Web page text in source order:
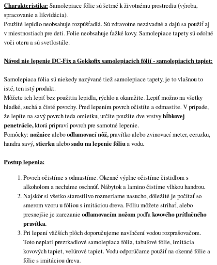
Charakteristika: Samolepiace fólie sú šetrné k životnému prostrediu (výroba,
spracovanie a likvidácia).
Použité lepidlo neobsahuje rozpúšťadlá. Sú zdravotne nezávadné a dajú sa použiť aj
v miestnostiach pre deti. Folie neobsahuje ťažké kovy. Samolepiace tapety sú odolné
voči oteru a sú svetlostále.
Návod nie lepenie DC-Fix a Gekkofix samolepiacich fólií - samolepiacich tapiet:
Samolepiaca fólia sú niekedy nazývané tiež samolepiace tapety, je to vlašnou to
isté, ten istý produkt.
Môžete ich lepiť bez použitia lepidla, rýchlo a okamžite. Lepiť možno na všetky
hladké, suchá a čisté povrchy. Pred lepením povrch očistíte a odmastíte. V prípade,
že lepíte na savý povrch teda omietku, určite použite dve vrstvyhĺbkovej
penetrácie,ktorá pripraví povrch pre samotné lepenie.
Pomôcky: nožnicealeboodlamovací nôž,pravítko alebo zvinovací meter, ceruzku,
handra savý,stierkualebosadu na lepenie fóliua vodu.
Postup lepenia:
Povrch očistíme s odmastíme. Okenné výplne očistíme čistidlom s
alkoholom a necháme oschnúť. Nábytok a lamino čistíme vlhkou handrou.
Najskôr si všetko starostlivo rozmeriame nasucho, dôležité je počítať so
smerom vzoru u fóliou s imitáciou dreva. Fóliu môžete strihať, alebo
presnejšie je zarezanie odlamovacím nožom podľa kovového prítlačného
pravítka.
Pri lepení väčších plôch doporučujeme navlhčení vodou rozprašovačom.
Toto neplatí prezrkadlové samolepiaca fólia, tabuľové fólie, imitácia
kovových tapiet, velúrové tapiet. Vodu odporúčame použiť na okenné fólie a
fólie s imitáciou dreva.